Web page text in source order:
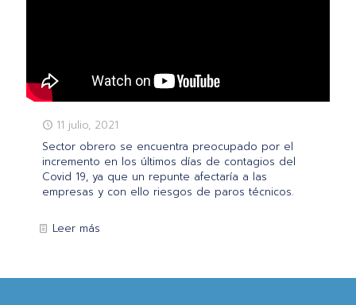
11 julio, 2021
Sector obrero se encuentra preocupado por el
incremento en los últimos días de contagios del
Covid 19, ya que un repunte afectaría a las
empresas y con ello riesgos de paros técnicos.
Leer más